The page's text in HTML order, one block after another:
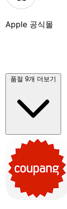
Apple 공식몰
품절 9개 더보기